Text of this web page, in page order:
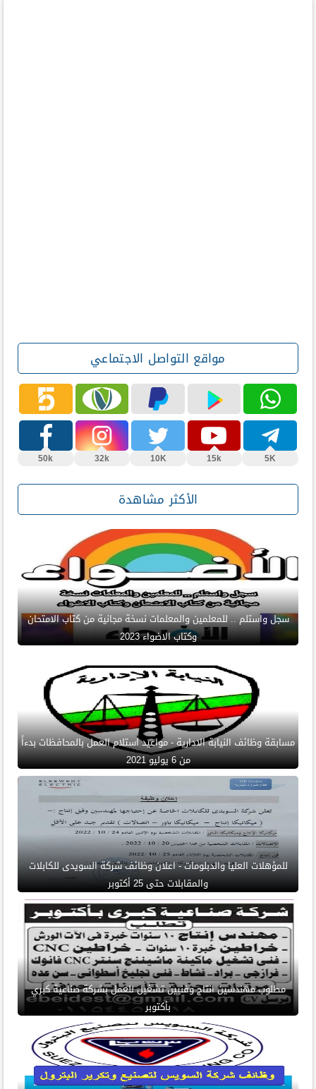
مواقع التواصل الاجتماعي
5K
15k
10K
32k
50k
الأكثر مشاهدة
سجل واستلم .. للمعلمين والمعلمات نسخة مجانية من كتاب الامتحان
وكتاب الاضواء 2023
مسابقة وظائف النيابة الادارية - مواعيد استلام العمل بالمحافظات بدءاً
من 6 يوليو 2021
للمؤهلات العليا والدبلومات - اعلان وظائف شركة السويدى للكابلات
والمقابلات حتى 25 أكتوبر
مطلوب مهندسين انتاج وفنيين تشغيل للعمل بشركة صناعية كبري
بأكتوبر